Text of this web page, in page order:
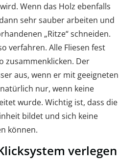
Wenn das Holz ebenfalls
sehr sauber arbeiten und
„Ritze“ schneiden.
verfahren. Alle Fliesen fest
zusammenklicken. Der
aus, wenn er mit geeigneten
nur, wenn keine
wurde. Wichtig ist, dass die
bildet und sich keine
können.
verlegen